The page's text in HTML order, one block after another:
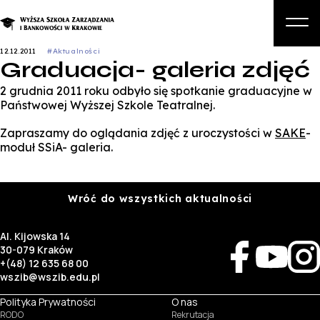
O nas
Studia
Studia podyplomowe i kursy
Student
Zapisz się na studia
12.12.2011 #Aktualności
Graduacja- galeria zdjęć
2 grudnia 2011 roku odbyło się spotkanie graduacyjne w
Państwowej Wyższej Szkole Teatralnej.
Zapraszamy do oglądania zdjęć z uroczystości w SAKE-
moduł SSiA- galeria.
Wróć do wszystkich aktualności
Al. Kijowska 14
30-079 Kraków
+(48) 12 635 68 00
wszib@wszib.edu.pl
Polityka Prywatności
RODO
O nas
Rekrutacja